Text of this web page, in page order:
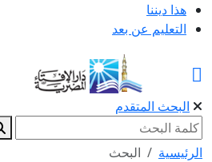
هذا ديننا
التعليم عن بعد
البحث المتقدم
الرئيسية البحث